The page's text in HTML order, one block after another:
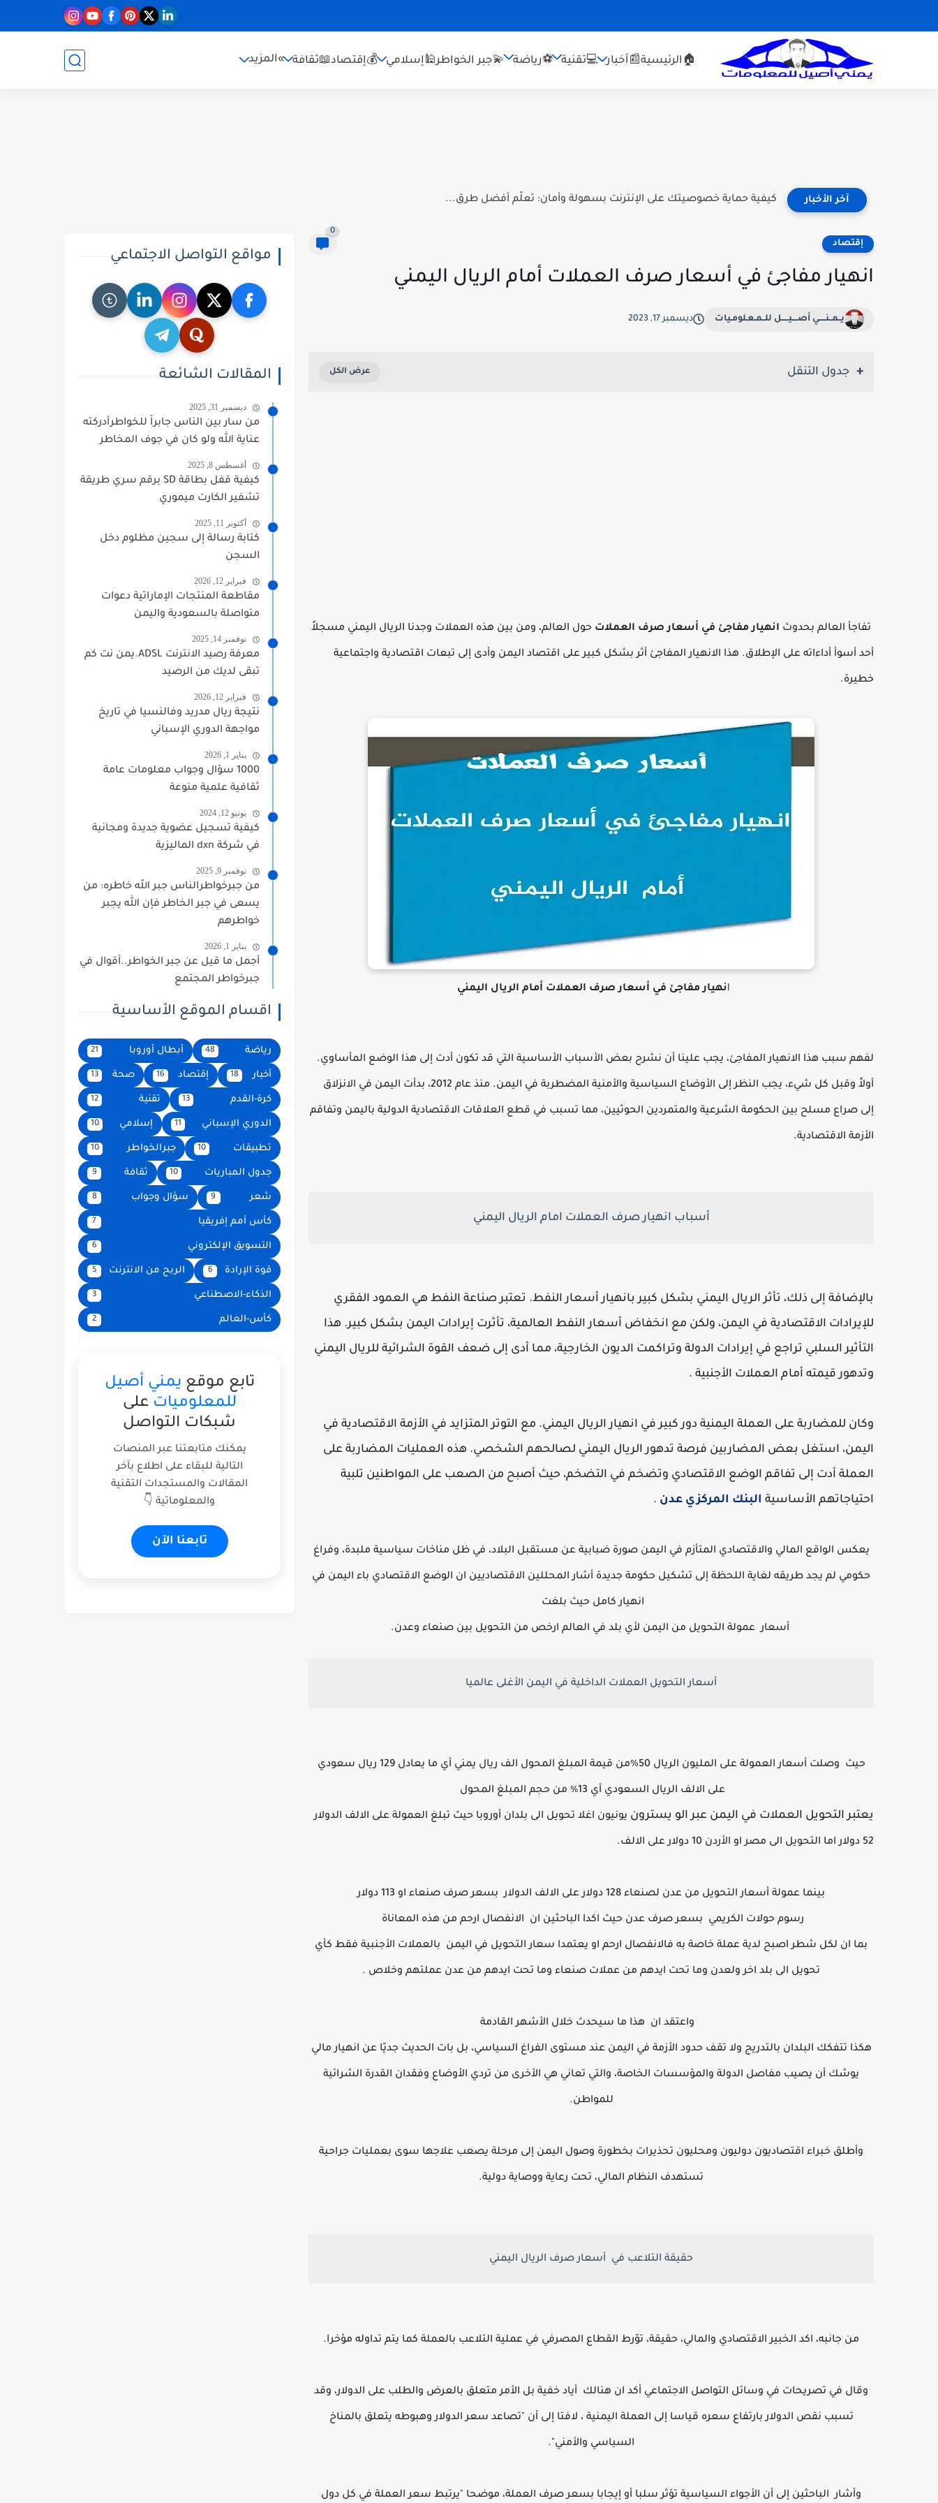
🏠الرئيسية📰أخبار 💻تقنية ⚽رياضة 💫جبر الخواطر🕌إسلامي 💰إقتصاد📖ثقافة »المزيد
آخر الأخبار كيفية حماية خصوصيتك على الإنترنت بسهولة وأمان: تعلّم أفضل طرق...
إقتصاد
0
انهيار مفاجئ في أسعار صرف العملات أمام الريال اليمني
يــمــنـــــي أصــــيـــــل للــمـعـلومـيات ديسمبر 17, 2023
جدول التنقل
تفاجأ العالم بحدوث انهيار مفاجئ في أسعار صرف العملات حول العالم، ومن بين هذه العملات وجدنا الريال اليمني مسجلاً
أحد أسوأ أداءاته على الإطلاق. هذا الانهيار المفاجئ أثر بشكل كبير على اقتصاد اليمن وأدى إلى تبعات اقتصادية واجتماعية
خطيرة.
نهيار مفاجئ في أسعار صرف العملات أمام الريال اليمني
لفهم سبب هذا الانهيار المفاجئ، يجب علينا أن نشرح بعض الأسباب الأساسية التي قد تكون أدت إلى هذا الوضع المأساوي.
أولاً وقبل كل شيء، يجب النظر إلى الأوضاع السياسية والأمنية المضطربة في اليمن. منذ عام 2012، بدأت اليمن في الانزلاق
إلى صراع مسلح بين الحكومة الشرعية والمتمردين الحوثيين، مما تسبب في قطع العلاقات الاقتصادية الدولية باليمن وتفاقم
الأزمة الاقتصادية.
أسباب انهيار صرف العملات امام الريال اليمني
بالإضافة إلى ذلك، تأثر الريال اليمني بشكل كبير بانهيار أسعار النفط. تعتبر صناعة النفط هي العمود الفقري
للإيرادات الاقتصادية في اليمن، ولكن مع انخفاض أسعار النفط العالمية، تأثرت إيرادات اليمن بشكل كبير. هذا
التأثير السلبي تراجع في إيرادات الدولة وتراكمت الديون الخارجية، مما أدى إلى ضعف القوة الشرائية للريال اليمني
وتدهور قيمته أمام العملات الأجنبية .
وكان للمضاربة على العملة اليمنية دور كبير في انهيار الريال اليمني. مع التوتر المتزايد في الأزمة الاقتصادية في
اليمن، استغل بعض المضاربين فرصة تدهور الريال اليمني لصالحهم الشخصي. هذه العمليات المضاربة على
العملة أدت إلى تفاقم الوضع الاقتصادي وتضخم في التضخم، حيث أصبح من الصعب على المواطنين تلبية
احتياجاتهم الأساسية البنك المركزي عدن .
يعكس الواقع المالي والاقتصادي المتأزم في اليمن صورة ضبابية عن مستقبل البلاد، في ظل مناخات سياسية ملبدة، وفراغ
حكومي لم يجد طريقه لغاية اللحظة إلى تشكيل حكومة جديدة أشار المحللين الاقتصاديين ان الوضع الاقتصادي باء اليمن في
انهيار كامل حيث بلغت
أسعار عمولة التحويل من اليمن لأي بلد في العالم ارخص من التحويل بين صنعاء وعدن.
أسعار التحويل العملات الداخلية في اليمن الأغلى عالميا
حيث وصلت أسعار العمولة على المليون الريال 50%من قيمة المبلغ المحول الف ريال يمني أي ما يعادل 129 ريال سعودي
على الالف الريال السعودي أي 13٪ من حجم المبلغ المحول
يعتبر التحويل العملات في اليمن عبر الو يسترون يونيون اغلا تحويل الى بلدان أوروبا حيث تبلغ العمولة على الالف الدولار
52 دولار اما التحويل الى مصر او الأردن 10 دولار على الالف.
بينما عمولة أسعار التحويل من عدن لصنعاء 128 دولار على الالف الدولار بسعر صرف صنعاء او 113 دولار
رسوم حولات الكريمي بسعر صرف عدنحيث اكدا الباحثين ان الانفصال ارحم من هذه المعاناة
بما ان لكل شطر اصبح لدية عملة خاصة به فالانفصال ارحم او يعتمدا سعار التحويل في اليمن بالعملات الأجنبية فقط كأي
تحويل الى بلد اخر ولعدن وما تحت ايدهم من عملات صنعاء وما تحت ايدهم من عدن عملتهم وخلاص .
واعتقد ان هذا ما سيحدث خلال الأشهر القادمة
هكذا تتفكك البلدان بالتدريج ولا تقف حدود الأزمة في اليمن عند مستوى الفراغ السياسي، بل بات الحديث جديّا عن انهيار مالي
يوشك أن يصيب مفاصل الدولة والمؤسسات الخاصة، والتي تعاني هي الأخرى من تردي الأوضاع وفقدان القدرة الشرائية
للمواطن.
وأطلق خبراء اقتصاديون دوليون ومحليون تحذيرات بخطورة وصول اليمن إلى مرحلة يصعب علاجها سوى بعمليات جراحية
تستهدف النظام المالي، تحت رعاية ووصاية دولية.
حقيقة التلاعب في أسعار صرف الريال اليمني
من جانبه، اكد الخبير الاقتصادي والمالي، حقيقة، توّرط القطاع المصرفي في عملية التلاعب بالعملة كما يتم تداوله مؤخرا.
وقال في تصريحات في وسائل التواصل الاجتماعي أكد ان هنالك أياد خفية بل الأمر متعلق بالعرض والطلب على الدولار، وقد
تسبب نقص الدولار بارتفاع سعره قياسا إلى العملة اليمنية ، لافتا إلى أن "تصاعد سعر الدولار وهبوطه يتعلق بالمناخ
السياسي والأمني".
وأشار الباحثين إلى أن الأجواء السياسية تؤثر سلبا أو إيجابا بسعر صرف العملة، موضحا "يرتبط سعر العملة في كل دول
مواقع التواصل الاجتماعي
المقالات الشائعة
ديسمبر 31, 2025
من سار بين الناس جابراً للخواطرأدركته
عناية الله ولو كان في جوف المخاطر
أغسطس 8, 2025
كيفية قفل بطاقة SD برقم سري طريقة
تشفير الكارت ميموري
أكتوبر 11, 2025
كتابة رسالة إلى سجين مظلوم دخل
السجن
فبراير 12, 2026
مقاطعة المنتجات الإماراتية دعوات
متواصلة بالسعودية واليمن
نوفمبر 14, 2025
معرفة رصيد الانترنت ADSL.يمن نت كم
تبقى لديك من الرصيد
فبراير 12, 2026
نتيجة ريال مدريد وفالنسيا في تاريخ
مواجهة الدوري الإسباني
يناير 1, 2026
1000 سؤال وجواب معلومات عامة
ثقافية علمية منوعة
يونيو 12, 2024
كيفية تسجيل عضوية جديدة ومجانية
في شركة dxn الماليزية
نوفمبر 9, 2025
من جبرخواطرالناس جبر الله خاطره: من
يسعى في جبر الخاطر فإن الله يجبر
خواطرهم
يناير 1, 2026
أجمل ما قيل عن جبر الخواطر..أقوال في
جبرخواطر المجتمع
اقسام الموقع الأساسية
رياضة 48 أبطال أوروبا 21
أخبار 18 إقتصاد 16 صحة 13
كرة-القدم 13 تقنية 12
الدوري الإسباني 11 إسلامي 10
تطبيقات 10 جبرالخواطر 10
جدول المباريات 10 ثقافة 9
شعر 9 سؤال وجواب 8
كأس أمم إفريقيا 7
التسويق الإلكتروني 6
قوة الإرادة 6 الربح من الانترنت 5
الذكاء-الاصطناعي 3
كأس-العالم 2
تابع موقع يمني أصيل
للمعلوميات على
شبكات التواصل
يمكنك متابعتنا عبر المنصات
التالية للبقاء على اطلاع بآخر
المقالات والمستجدات التقنية
والمعلوماتية 👇
تابعنا الآن